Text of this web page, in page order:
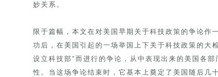
妙关系。
限于篇幅，本文在对美国早期关于科技政策的争论
功后，在美国引起的一场举国上下关于科技政策的大
设立科技部”而进行的争论，从中表现出来的美国各
性。当这场争论结束时，它基本上奠定了美国随后几